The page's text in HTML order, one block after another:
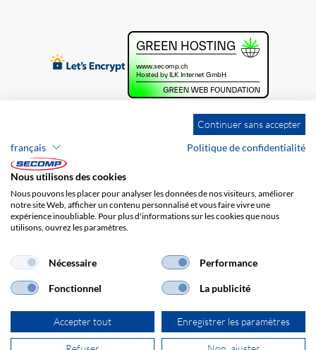
Brands
Protection des données
Frais de port
Continuer sans accepter
français
Politique de confidentialité
Nous utilisons des cookies
Nous pouvons les placer pour analyser les données de nos visiteurs, améliorer
notre site Web, afficher un contenu personnalisé et vous faire vivre une
expérience inoubliable. Pour plus d'informations sur les cookies que nous
utilisons, ouvrez les paramètres.
Nécessaire Performance
Fonctionnel La publicité
Accepter tout Enregistrer les paramètres